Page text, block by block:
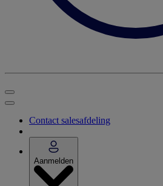
Contact salesafdeling
Aanmelden